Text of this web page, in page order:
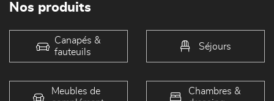
Nos produits
Canapés &
fauteuils
Séjours
Meubles de
Chambres &